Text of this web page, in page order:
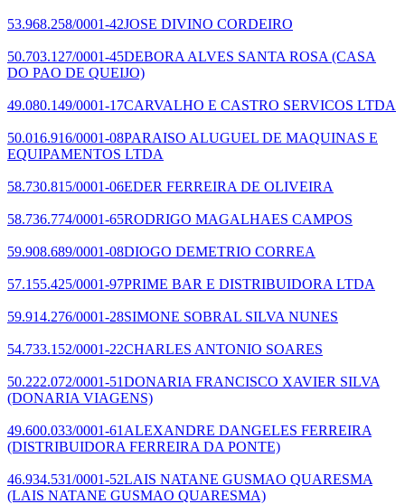
53.968.258/0001-42JOSE DIVINO CORDEIRO
50.703.127/0001-45DEBORA ALVES SANTA ROSA (CASA
DO PAO DE QUEIJO)
49.080.149/0001-17CARVALHO E CASTRO SERVICOS LTDA
50.016.916/0001-08PARAISO ALUGUEL DE MAQUINAS E
EQUIPAMENTOS LTDA
58.730.815/0001-06EDER FERREIRA DE OLIVEIRA
58.736.774/0001-65RODRIGO MAGALHAES CAMPOS
59.908.689/0001-08DIOGO DEMETRIO CORREA
57.155.425/0001-97PRIME BAR E DISTRIBUIDORA LTDA
59.914.276/0001-28SIMONE SOBRAL SILVA NUNES
54.733.152/0001-22CHARLES ANTONIO SOARES
50.222.072/0001-51DONARIA FRANCISCO XAVIER SILVA
(DONARIA VIAGENS)
49.600.033/0001-61 ALEXANDRE DANGELES FERREIRA
(DISTRIBUIDORA FERREIRA DA PONTE)
46.934.531/0001-52LAIS NATANE GUSMAO QUARESMA
(LAIS NATANE GUSMAO QUARESMA)